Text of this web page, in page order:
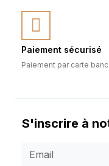
Paiement sécurisé
Paiement par carte
S'inscrire à